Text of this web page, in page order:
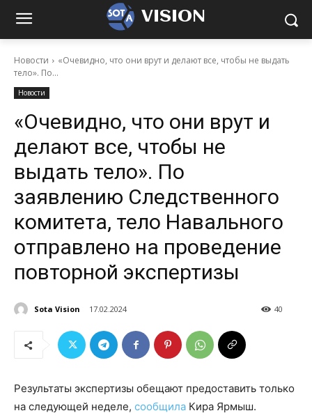
VISION
Новости
«Очевидно, что они врут и делают все, чтобы не выдать
тело». По...
Новости
«Очевидно, что они врут и
делают все, чтобы не
выдать тело». По
заявлению Следственного
комитета, тело Навального
отправлено на проведение
повторной экспертизы
Sota Vision 17.02.2024 40
Результаты экспертизы обещают предоставить только
на следующей неделе, сообщила Кира Ярмыш.